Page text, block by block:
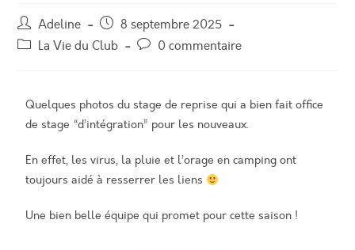
Adeline
8 septembre 2025
La Vie du Club
0 commentaire
Quelques photos du stage de reprise qui a bien fait office
de stage “d’intégration” pour les nouveaux.
En effet, les virus, la pluie et l’orage en camping ont
toujours aidé à resserrer les liens
Une bien belle équipe qui promet pour cette saison !